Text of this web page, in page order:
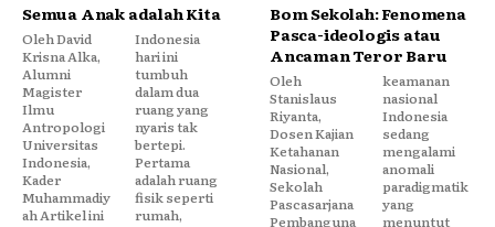
Semua Anak adalah Kita
Oleh David
Krisna Alka,
Alumni
Magister
Ilmu
Antropologi
Universitas
Indonesia,
Kader
Muhammadiy
ah Artikel ini
Indonesia
hari ini
tumbuh
dalam dua
ruang yang
nyaris tak
bertepi.
Pertama
adalah ruang
fisik seperti
rumah,
Bom Sekolah: Fenomena
Pasca-ideologis atau
Ancaman Teror Baru
Oleh
Stanislaus
Riyanta,
Dosen Kajian
Ketahanan
Nasional,
Sekolah
Pascasarjana
Pembanguna
keamanan
nasional
Indonesia
sedang
mengalami
anomali
paradigmatik
yang
menuntut